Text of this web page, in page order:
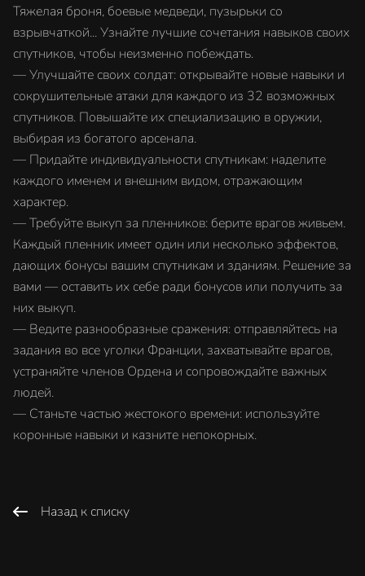
Тяжелая броня, боевые медведи, пузырьки со
взрывчаткой... Узнайте лучшие сочетания навыков своих
спутников, чтобы неизменно побеждать.
— Улучшайте своих солдат: открывайте новые навыки и
сокрушительные атаки для каждого из 32 возможных
спутников. Повышайте их специализацию в оружии,
выбирая из богатого арсенала.
— Придайте индивидуальности спутникам: наделите
каждого именем и внешним видом, отражающим
характер.
— Требуйте выкуп за пленников: берите врагов живьем.
Каждый пленник имеет один или несколько эффектов,
дающих бонусы вашим спутникам и зданиям. Решение за
вами — оставить их себе ради бонусов или получить за
них выкуп.
— Ведите разнообразные сражения: отправляйтесь на
задания во все уголки Франции, захватывайте врагов,
устраняйте членов Ордена и сопровождайте важных
людей.
— Станьте частью жестокого времени: используйте
коронные навыки и казните непокорных.
Назад к списку